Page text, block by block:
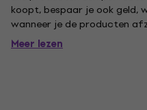
koopt, bespaar je ook geld,
wanneer je de producten
van de set is slechts
Meer lezen